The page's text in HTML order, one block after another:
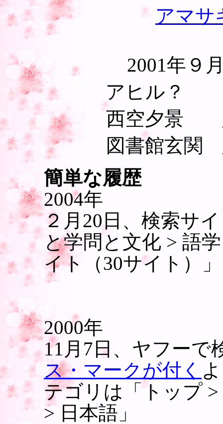
アマサ
2001年９
アヒル？
西空夕景
図書館玄関
簡単な履歴
2004年
２月20日、検索サ
と学問と文化 > 語
イト（30サイト）
2000年
11月7日、ヤフーで
ス・マークが付く
テゴリは「トップ
> 日本語」